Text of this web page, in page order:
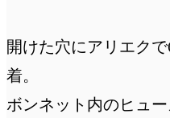
開けた穴にアリエク
着。
ボンネット内のヒュ